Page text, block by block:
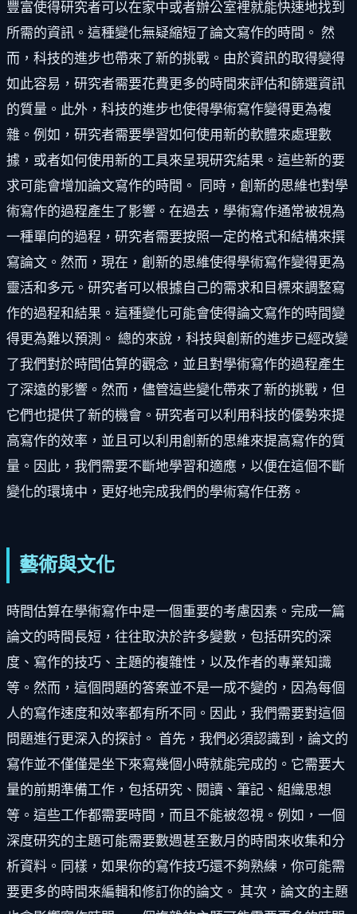
豐富使得研究者可以在家中或者辦公室裡就能快速地找到
所需的資訊。這種變化無疑縮短了論文寫作的時間。 然
而，科技的進步也帶來了新的挑戰。由於資訊的取得變得
如此容易，研究者需要花費更多的時間來評估和篩選資訊
的質量。此外，科技的進步也使得學術寫作變得更為複
雜。例如，研究者需要學習如何使用新的軟體來處理數
據，或者如何使用新的工具來呈現研究結果。這些新的要
求可能會增加論文寫作的時間。 同時，創新的思維也對學
術寫作的過程產生了影響。在過去，學術寫作通常被視為
一種單向的過程，研究者需要按照一定的格式和結構來撰
寫論文。然而，現在，創新的思維使得學術寫作變得更為
靈活和多元。研究者可以根據自己的需求和目標來調整寫
作的過程和結果。這種變化可能會使得論文寫作的時間變
得更為難以預測。 總的來說，科技與創新的進步已經改變
了我們對於時間估算的觀念，並且對學術寫作的過程產生
了深遠的影響。然而，儘管這些變化帶來了新的挑戰，但
它們也提供了新的機會。研究者可以利用科技的優勢來提
高寫作的效率，並且可以利用創新的思維來提高寫作的質
量。因此，我們需要不斷地學習和適應，以便在這個不斷
變化的環境中，更好地完成我們的學術寫作任務。
藝術與文化
時間估算在學術寫作中是一個重要的考慮因素。完成一篇
論文的時間長短，往往取決於許多變數，包括研究的深
度、寫作的技巧、主題的複雜性，以及作者的專業知識
等。然而，這個問題的答案並不是一成不變的，因為每個
人的寫作速度和效率都有所不同。因此，我們需要對這個
問題進行更深入的探討。 首先，我們必須認識到，論文的
寫作並不僅僅是坐下來寫幾個小時就能完成的。它需要大
量的前期準備工作，包括研究、閱讀、筆記、組織思想
等。這些工作都需要時間，而且不能被忽視。例如，一個
深度研究的主題可能需要數週甚至數月的時間來收集和分
析資料。同樣，如果你的寫作技巧還不夠熟練，你可能需
要更多的時間來編輯和修訂你的論文。 其次，論文的主題